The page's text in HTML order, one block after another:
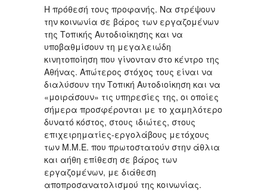
Η πρόθεσή τους προφανής. Να στρέψουν
την κοινωνία σε βάρος των εργαζομένων
της Τοπικής Αυτοδιοίκησης και να
υποβαθμίσουν τη μεγαλειώδη
κινητοποίηση που γίνονταν στο κέντρο της
Αθήνας. Απώτερος στόχος τους είναι να
διαλύσουν την Τοπική Αυτοδιοίκηση και να
«μοιράσουν» τις υπηρεσίες της, οι οποίες
σήμερα προσφέρονται με το χαμηλότερο
δυνατό κόστος, στους ιδιώτες, στους
επιχειρηματίες-εργολάβους μετόχους
των Μ.Μ.Ε. που πρωτοστατούν στην άθλια
και αήθη επίθεση σε βάρος των
εργαζομένων, με διάθεση
αποπροσανατολισμού της κοινωνίας.